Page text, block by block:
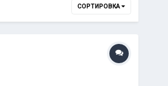
СОРТИРОВКА